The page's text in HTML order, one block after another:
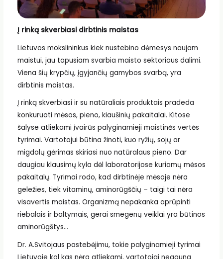
Į rinką skverbiasi dirbtinis maistas
Lietuvos mokslininkus kiek nustebino dėmesys naujam
maistui, jau tapusiam svarbia maisto sektoriaus dalimi.
Viena šių krypčių, įgyjančių gamybos svarbą, yra
dirbtinis maistas.
Į rinką skverbiasi ir su natūraliais produktais pradeda
konkuruoti mėsos, pieno, kiaušinių pakaitalai. Kitose
šalyse atliekami įvairūs palyginamieji maistinės vertės
tyrimai. Vartotojui būtina žinoti, kuo ryžių, sojų ar
migdolų gėrimas skiriasi nuo natūralaus pieno. Dar
daugiau klausimų kyla dėl laboratorijose kuriamų mėsos
pakaitalų. Tyrimai rodo, kad dirbtinėje mėsoje nėra
geležies, tiek vitaminų, aminorūgščių – taigi tai nėra
visavertis maistas. Organizmą nepakanka aprūpinti
riebalais ir baltymais, gerai smegenų veiklai yra būtinos
aminorūgštys…
Dr. A.Svitojaus pastebėjimu, tokie palyginamieji tyrimai